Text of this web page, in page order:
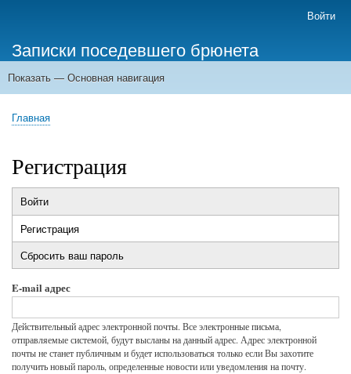
основному
содержанию
учётной
записи
пользователя
Войти
Записки поседевшего брюнета
Основная
Показать — Основная навигация
Главная
Строка
Главная
Регистрация
Главные
вкладки
Войти
Регистрация
вкладка)
Сбросить ваш пароль
E-mail адрес
Действительный адрес электронной почты. Все электронные письма,
отправляемые системой, будут высланы на данный адрес. Адрес электронной
почты не станет публичным и будет использоваться только если Вы захотите
получить новый пароль, определенные новости или уведомления на почту.